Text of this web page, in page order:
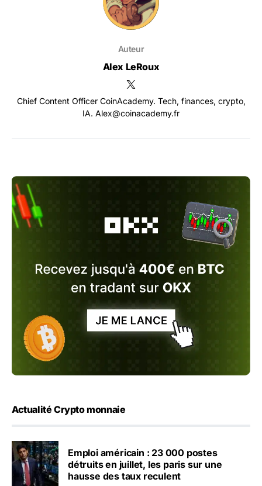
Auteur
Alex LeRoux
Chief Content Officer CoinAcademy. Tech, finances, crypto,
IA. Alex@coinacademy.fr
Actualité Crypto monnaie
Emploi américain : 23 000 postes
détruits en juillet, les paris sur une
hausse des taux reculent